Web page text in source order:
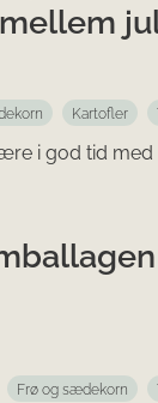
Kartofler
i god tid
Frø og sædekorn